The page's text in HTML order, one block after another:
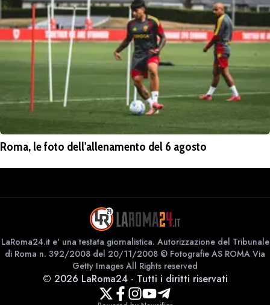
Roma, le foto dell'allenamento del 6 agosto
LaRoma24.it e' una testata giornalistica. Autorizzazione del Tribunale
di Roma n. 392/2008 del 20/11/2008 © Fotografie AS ROMA Via
Getty Images All Rights reserved
© 2026 LaRoma24- Tutti i diritti riservati